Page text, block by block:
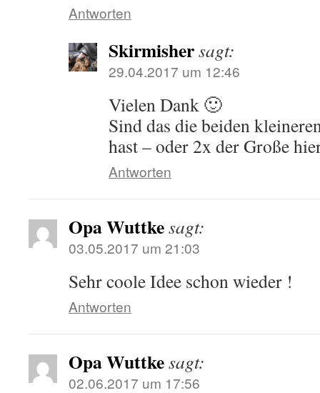
Antworten
Skirmishersagt:
29.04.2017 um 12:46
Vielen Dank 🙂
Sind das die beiden
hast – oder 2x der Große
Antworten
Opa Wuttkesagt:
03.05.2017 um 21:03
Sehr coole Idee schon wieder !
Antworten
Opa Wuttkesagt:
02.06.2017 um 17:56